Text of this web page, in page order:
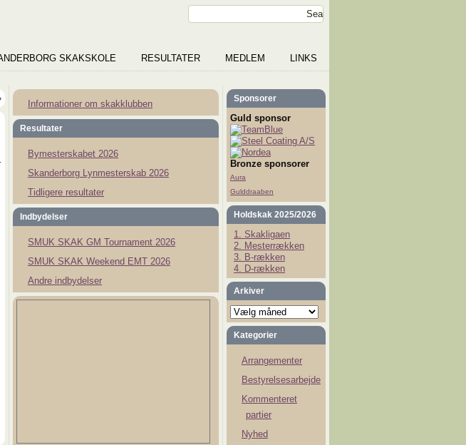
SKAKSKOLE RESULTATER MEDLEM LINKS
Informationer om skakklubben
Resultater
Bymesterskabet 2026
Skanderborg Lynmesterskab 2026
Tidligere resultater
Indbydelser
SMUK SKAK GM Tournament 2026
SMUK SKAK Weekend EMT 2026
Andre indbydelser
Sponsorer
Guld sponsor
Bronze sponsorer
Aura
Gulddraaben
Holdskak 2025/2026
1. Skakligaen
2. Mesterrækken
3. B-rækken
4. D-rækken
Arkiver
Arkiver
Kategorier
Arrangementer
Bestyrelsesarbejde
Kommenteret
partier
Nyhed